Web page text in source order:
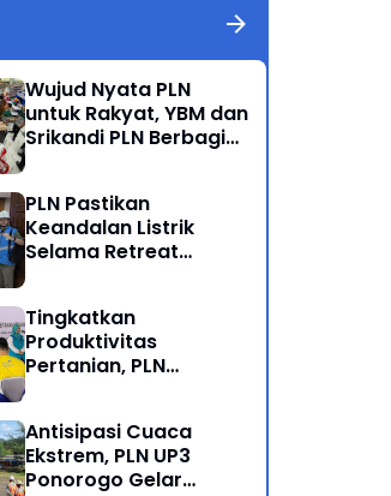
Wujud Nyata PLN
untuk Rakyat, YBM dan
Srikandi PLN Berbagi
Anak Dhuafa
PLN Pastikan
Keandalan Listrik
Selama Retreat
Tingkatkan
Produktivitas
Pertanian, PLN
Listrik ke Desa
Ngrukem
Antisipasi Cuaca
Ekstrem, PLN UP3
Ponorogo Gelar